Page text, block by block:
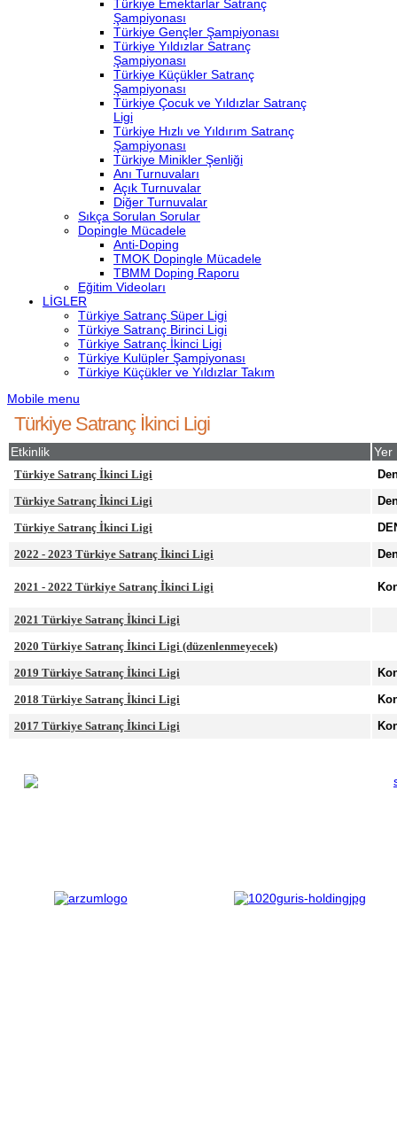
Türkiye Emektarlar Satranç
Şampiyonası
Türkiye Gençler Şampiyonası
Türkiye Yıldızlar Satranç
Şampiyonası
Türkiye Küçükler Satranç
Şampiyonası
Türkiye Çocuk ve Yıldızlar Satranç
Ligi
Türkiye Hızlı ve Yıldırım Satranç
Şampiyonası
Türkiye Minikler Şenliği
Anı Turnuvaları
Açık Turnuvalar
Diğer Turnuvalar
Sıkça Sorulan Sorular
Dopingle Mücadele
Anti-Doping
TMOK Dopingle Mücadele
TBMM Doping Raporu
Eğitim Videoları
LİGLER
Türkiye Satranç Süper Ligi
Türkiye Satranç Birinci Ligi
Türkiye Satranç İkinci Ligi
Türkiye Kulüpler Şampiyonası
Türkiye Küçükler ve Yıldızlar Takım
Mobile menu
Türkiye Satranç İkinci Ligi
Etkinlik Yer
Türkiye Satranç İkinci Ligi
Türkiye Satranç İkinci Ligi
Türkiye Satranç İkinci Ligi
2022 - 2023 Türkiye Satranç İkinci Ligi
2021 - 2022 Türkiye Satranç İkinci Ligi
2021 Türkiye Satranç İkinci Ligi
2020 Türkiye Satranç İkinci Ligi (düzenlenmeyecek)
2019 Türkiye Satranç İkinci Ligi
2018 Türkiye Satranç İkinci Ligi
2017 Türkiye Satranç İkinci Ligi